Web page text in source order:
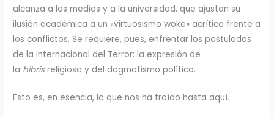
alcanza a los medios y a la universidad, que ajustan su
ilusión académica a un «virtuosismo woke» acrítico frente a
los conflictos. Se requiere, pues, enfrentar los postulados
de la Internacional del Terror: la expresión de
la hibrisreligiosa y del dogmatismo político.
Esto es, en esencia, lo que nos ha traído hasta aquí.